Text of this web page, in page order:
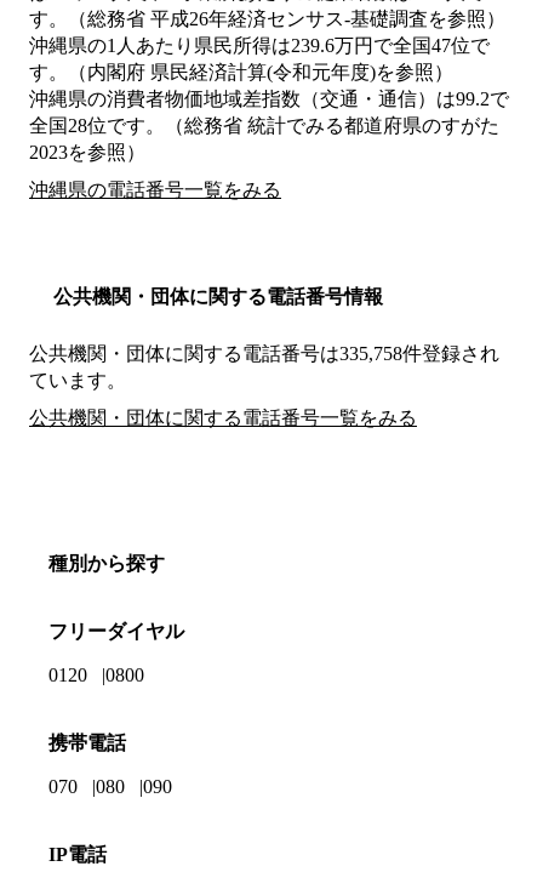
す。（総務省 平成26年経済センサス‐基礎調査を参照）
沖縄県の1人あたり県民所得は239.6万円で全国47位で
す。（内閣府 県民経済計算(令和元年度)を参照）
沖縄県の消費者物価地域差指数（交通・通信）は99.2で
全国28位です。（総務省 統計でみる都道府県のすがた
2023を参照）
沖縄県の電話番号一覧をみる
公共機関・団体に関する電話番号情報
公共機関・団体に関する電話番号は335,758件登録され
ています。
公共機関・団体に関する電話番号一覧をみる
種別から探す
フリーダイヤル
0120 0800
携帯電話
070 080 090
IP電話